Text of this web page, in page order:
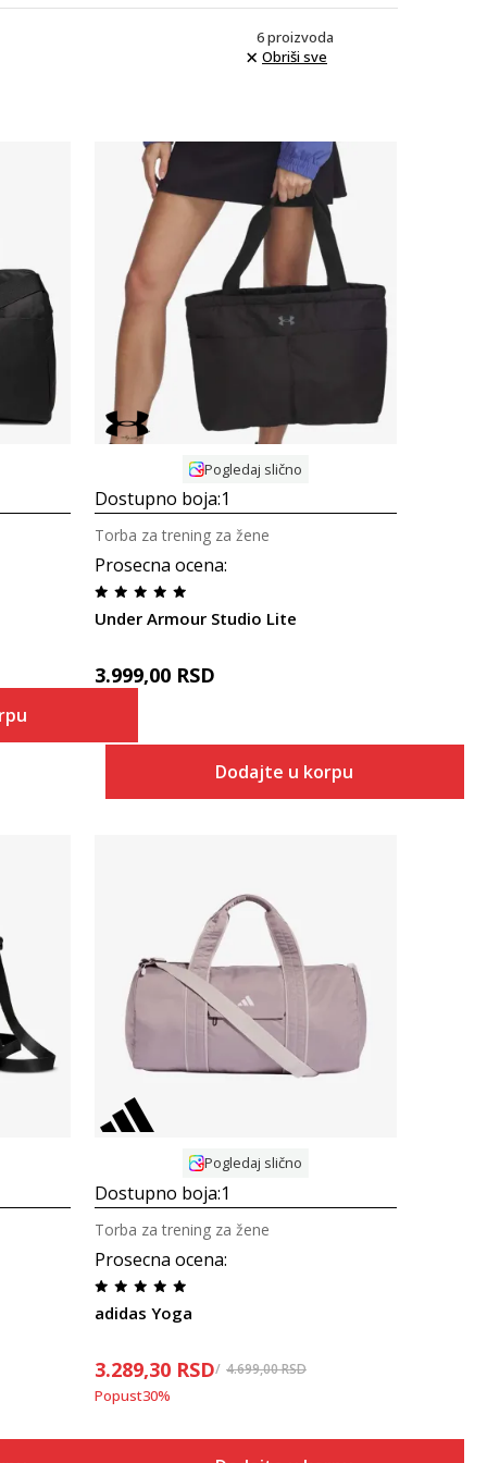
6proizvoda
Obriši sve
Uporedi
Pogledaj slično
Dostupno boja:1
Prosecna ocena:
Under Armour Studio Lite
Torba za trening za žene
3.999,00 RSD
Dodajte u korpu
Uporedi
Pogledaj slično
Dostupno boja:1
Prosecna ocena:
adidas Yoga
Torba za trening za žene
3.289,30 RSD 4.699,00RSD
Popust30%